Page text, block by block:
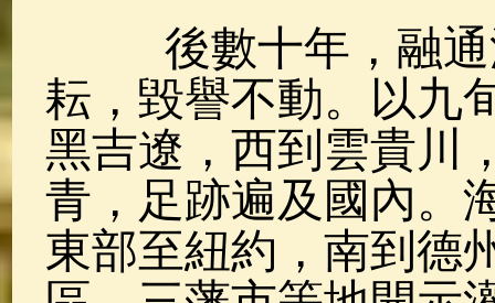
後數十年，融通
耘，毀譽不動。以九
黑吉遼，西到雲貴川
青，足跡遍及國內。
東部至紐約，南到德